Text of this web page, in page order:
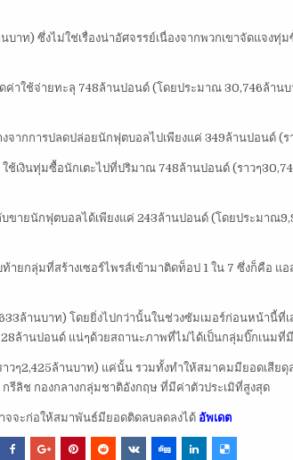
าท) ซึ่งไม่ใช่เรื่องน่าอัศจรรย์เนื่องจากพวกเขาจัดแจงทุ่
ค่าใช้จ่ายทะลุ 748ล้านปอนด์ (โดยประมาณ 30,746ล้านบ
จากการปลดปล่อยนักฟุตบอลไปเพียงแค่ 349ล้านปอนด์ (
เงินทุ่มซื้อนักเตะไปที่ปริมาณ 748ล้านปอนด์ (ราวๆ
ขายนักฟุตบอลได้เพียงแค่ 243ล้านปอนด์ (โดยประมาณ
ยกลุ่มที่สร้างเซอร์ไพรส์เข้ามาติดท็อป 1 ใน 7 ซึ่งก็คือ แ
ล้านบาท) โดยยิ่งไปกว่านั้นในช่วงซัมเมอร์ก่อนหน้านี้ที่
ล้านปอนด์ แน่ๆด้วยสถานะภาพที่ไม่ได้เป็นกลุ่มบิ๊กเนมที่มี
วๆ2,425ล้านบาท) แค่นั้น รวมทั้งทำให้สมาคมมียอดเสีย
รีลิช กองกลางกลุ่มชาติอังกฤษ ที่มีค่าตัวประเมิที่สูงสุด
จจะก่อให้สมาพันธ์มียอดติดลบลดลงได้ อัพเดต